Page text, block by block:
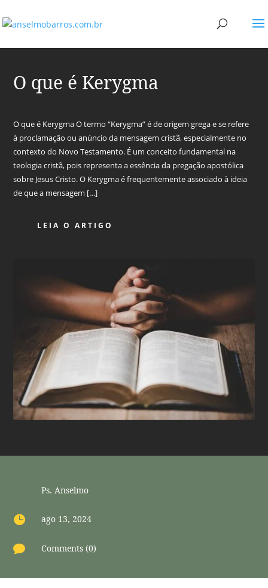
O que é Kerygma
O que é Kerygma O termo “Kerygma” é de origem grega e se refere
à proclamação ou anúncio da mensagem cristã, especialmente no
contexto do Novo Testamento. É um conceito fundamental na
teologia cristã, pois representa a essência da pregação apostólica
sobre Jesus Cristo. O Kerygma é frequentemente associado à ideia
de que a mensagem […]
LEIA O ARTIGO
Ps. Anselmo
 ago 13, 2024
 Comments (0)